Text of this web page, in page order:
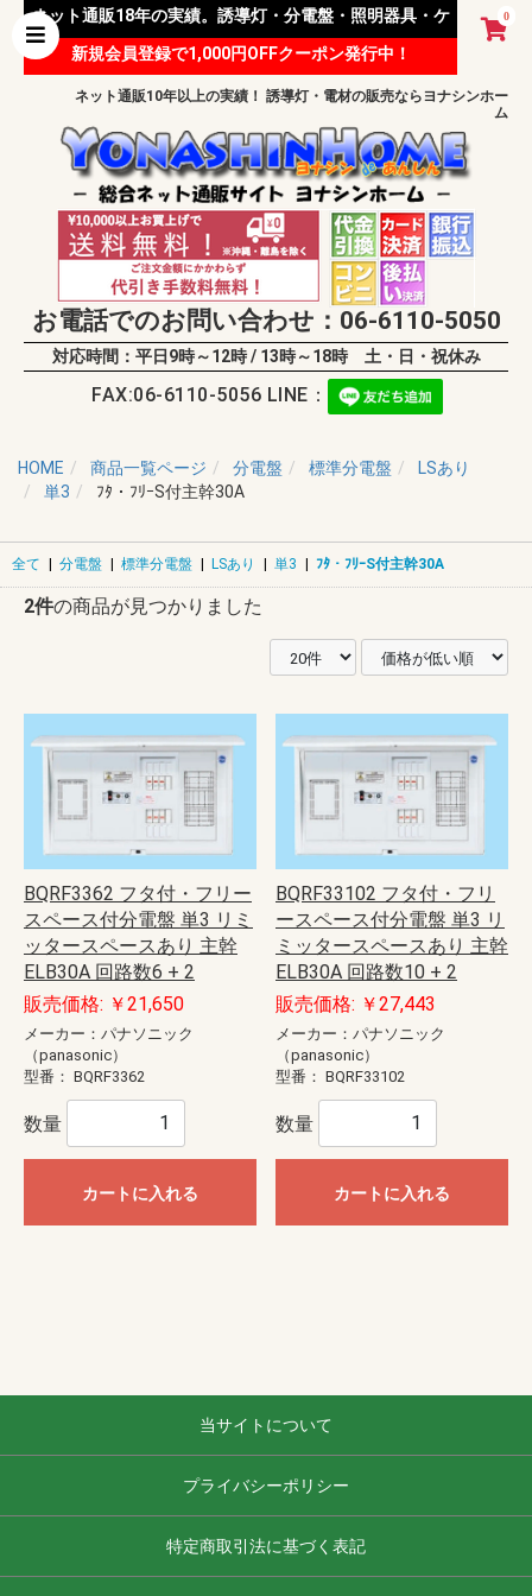
0
ネット通販18年の実績。誘導灯・分電盤・照明器具・ケ
ーブル等 様々な資材を取り扱っています。
新規会員登録で1,000円OFFクーポン発行中！
ネット通販10年以上の実績！ 誘導灯・電材の販売ならヨナシンホー
ム
お電話でのお問い合わせ：06-6110-5050
対応時間：平日9時～12時 / 13時～18時 土・日・祝休み
FAX:06-6110-5056 LINE：
HOME 商品一覧ページ 分電盤 標準分電盤
LSあり
単3
ﾌﾀ・ﾌﾘｰS付主幹30A
全て | 分電盤 | 標準分電盤 | LSあり | 単3 | ﾌﾀ・ﾌﾘｰS付主幹30A
2件の商品が見つかりました
BQRF3362 フタ付・フリー
スペース付分電盤 単3 リミ
ッタースペースあり 主幹
ELB30A 回路数6 + 2
販売価格: ￥21,650
メーカー：パナソニック
（panasonic）
型番： BQRF3362
数量
カートに入れる
BQRF33102 フタ付・フリ
ースペース付分電盤 単3 リ
ミッタースペースあり 主幹
ELB30A 回路数10 + 2
販売価格: ￥27,443
メーカー：パナソニック
（panasonic）
型番： BQRF33102
数量
カートに入れる
当サイトについて
プライバシーポリシー
特定商取引法に基づく表記